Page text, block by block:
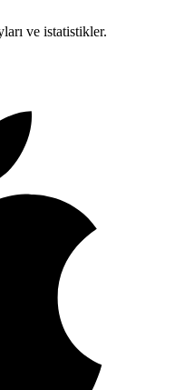
ve istatistikler.